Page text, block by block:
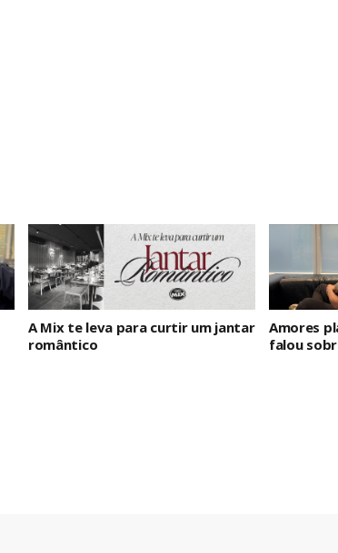
A Mix te leva para curtir um jantar
romântico
Amores
falou